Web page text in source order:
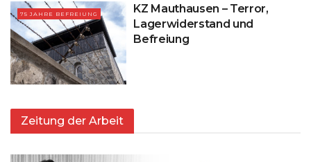
75 JAHRE BEFREIUNG
KZ Mauthausen – Terror,
Lagerwiderstand und
Befreiung
Zeitung der Arbeit